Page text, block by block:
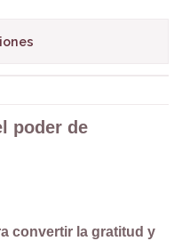
poder de
convertir la gratitud y